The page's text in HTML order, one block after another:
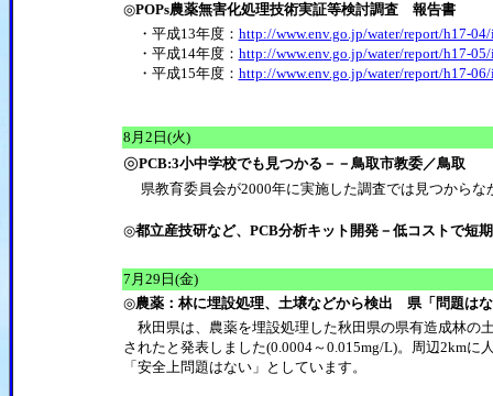
◎POPs農薬無害化処理技術実証等検討調査 報告書
・平成13年度： http://www.env.go.jp/water/report/h17-
・平成14年度： http://www.env.go.jp/water/report/h17-
・平成15年度： http://www.env.go.jp/water/report/h17-
8月2日(火)
◎PCB:3小中学校でも見つかる－－鳥取市教委／鳥取
県教育委員会が2000年に実施した調査では見つからな
◎都立産技研など、PCB分析キット開発－低コストで短
7月29日(金)
◎農薬：林に埋設処理、土壌などから検出 県「問題は
秋田県は、農薬を埋設処理した秋田県の県有造成林の
されたと発表しました(0.0004～0.015mg/L)。周辺2km
「安全上問題はない」としています。